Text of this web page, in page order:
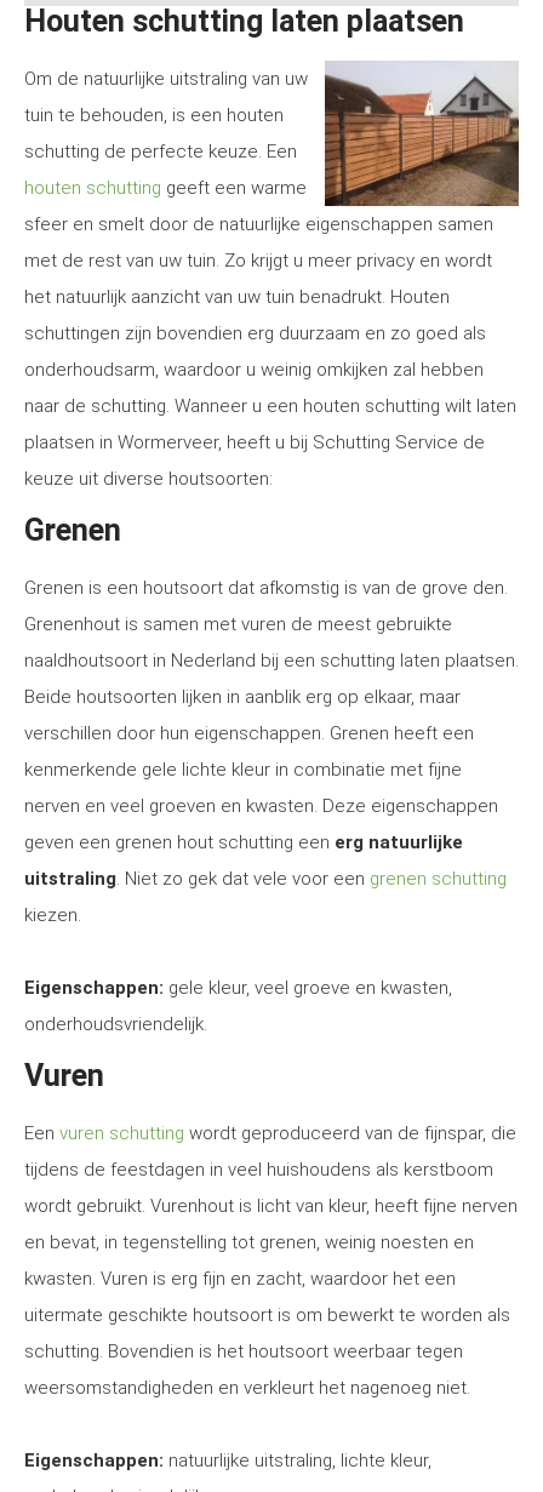
Houten schutting laten plaatsen
Om de natuurlijke uitstraling van uw
tuin te behouden, is een houten
schutting de perfecte keuze. Een
houten schutting geeft een warme
sfeer en smelt door de natuurlijke eigenschappen samen
met de rest van uw tuin. Zo krijgt u meer privacy en wordt
het natuurlijk aanzicht van uw tuin benadrukt. Houten
schuttingen zijn bovendien erg duurzaam en zo goed als
onderhoudsarm, waardoor u weinig omkijken zal hebben
naar de schutting. Wanneer u een houten schutting wilt laten
plaatsen in Wormerveer, heeft u bij Schutting Service de
keuze uit diverse houtsoorten:
Grenen
Grenen is een houtsoort dat afkomstig is van de grove den.
Grenenhout is samen met vuren de meest gebruikte
naaldhoutsoort in Nederland bij een schutting laten plaatsen.
Beide houtsoorten lijken in aanblik erg op elkaar, maar
verschillen door hun eigenschappen. Grenen heeft een
kenmerkende gele lichte kleur in combinatie met fijne
nerven en veel groeven en kwasten. Deze eigenschappen
geven een grenen hout schutting een erg natuurlijke
uitstraling. Niet zo gek dat vele voor een grenen schutting
kiezen.
Eigenschappen: gele kleur, veel groeve en kwasten,
onderhoudsvriendelijk.
Vuren
Een vuren schutting wordt geproduceerd van de fijnspar, die
tijdens de feestdagen in veel huishoudens als kerstboom
wordt gebruikt. Vurenhout is licht van kleur, heeft fijne nerven
en bevat, in tegenstelling tot grenen, weinig noesten en
kwasten. Vuren is erg fijn en zacht, waardoor het een
uitermate geschikte houtsoort is om bewerkt te worden als
schutting. Bovendien is het houtsoort weerbaar tegen
weersomstandigheden en verkleurt het nagenoeg niet.
Eigenschappen: natuurlijke uitstraling, lichte kleur,